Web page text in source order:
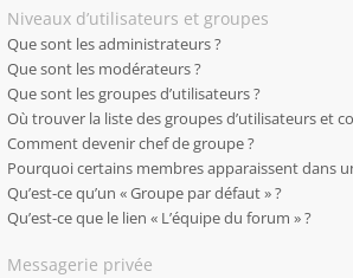
Niveaux d’utilisateurs et groupes
Que sont les administrateurs ?
Que sont les modérateurs ?
Que sont les groupes d’utilisateurs ?
Où trouver la liste des groupes d’utilisateurs et
Comment devenir chef de groupe ?
Pourquoi certains membres apparaissent dans
Qu’est-ce qu’un « Groupe par défaut » ?
Qu’est-ce que le lien « L’équipe du forum » ?
Messagerie privée